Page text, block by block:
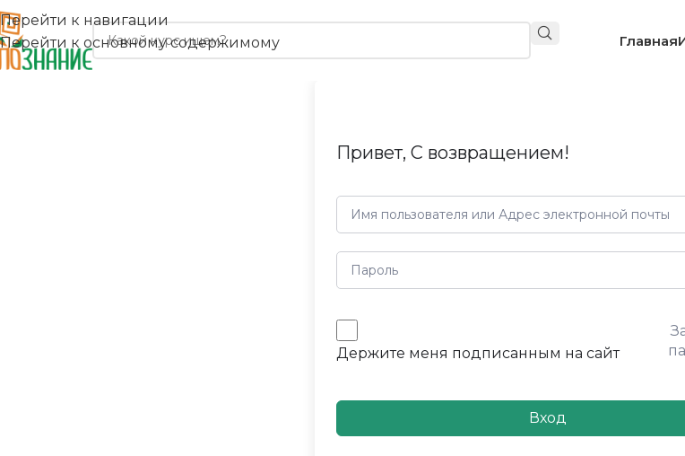
Перейти к навигации
Перейти к основному содержимому
Главная
Привет, С возвращением!
Держите меня подписанным на сайт
Вход